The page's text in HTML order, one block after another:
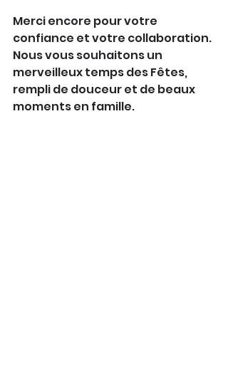
Merci encore pour votre
confiance et votre collaboration.
Nous vous souhaitons un
merveilleux temps des Fêtes,
rempli de douceur et de beaux
moments en famille.